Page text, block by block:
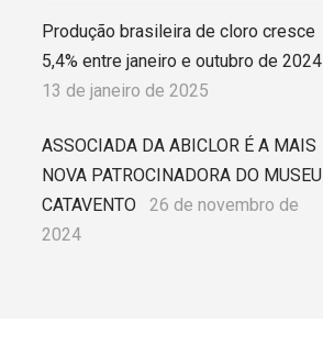
Produção brasileira de cloro cresce
5,4% entre janeiro e outubro de 2024
13 de janeiro de 2025
ASSOCIADA DA ABICLOR É A MAIS
NOVA PATROCINADORA DO MUSEU
CATAVENTO
26 de novembro de
2024